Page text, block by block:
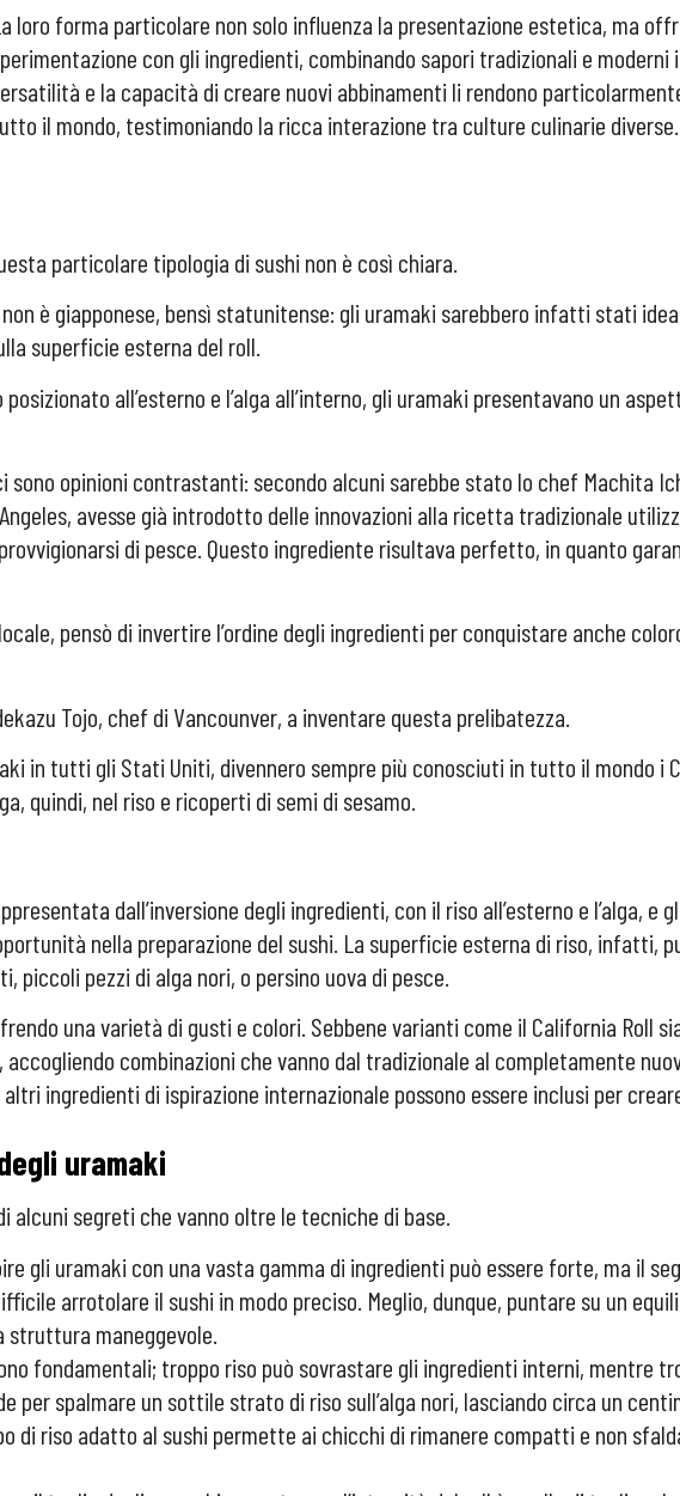
loro forma particolare non solo influenza la presentazione estetica, ma
con gli ingredienti, combinando sapori tradizionali e moderni
e la capacità di creare nuovi abbinamenti li rendono
il mondo, testimoniando la ricca interazione tra culture culinarie diverse.
particolare tipologia di sushi non è così chiara.
è giapponese, bensì statunitense: gli uramaki sarebbero infatti stati
superficie esterna del roll.
all’esterno e l’alga all’interno, gli uramaki presentavano un
opinioni contrastanti: secondo alcuni sarebbe stato lo chef Machita
avesse già introdotto delle innovazioni alla ricetta tradizionale
di pesce. Questo ingrediente risultava perfetto, in quanto
pensò di invertire l’ordine degli ingredienti per conquistare anche
Tojo, chef di Vancounver, a inventare questa prelibatezza.
in tutti gli Stati Uniti, divennero sempre più conosciuti in tutto il mondo i
quindi, nel riso e ricoperti di semi di sesamo.
dall’inversione degli ingredienti, con il riso all’esterno e l’alga, e
nella preparazione del sushi. La superficie esterna di riso, infatti,
pezzi di alga nori, o persino uova di pesce.
una varietà di gusti e colori. Sebbene varianti come il California Roll
combinazioni che vanno dal tradizionale al completamente
ingredienti di ispirazione internazionale possono essere inclusi per
uramaki
alcuni segreti che vanno oltre le tecniche di base.
gli uramaki con una vasta gamma di ingredienti può essere forte, ma il
arrotolare il sushi in modo preciso. Meglio, dunque, puntare su un
struttura maneggevole.
fondamentali; troppo riso può sovrastare gli ingredienti interni, mentre
per spalmare un sottile strato di riso sull’alga nori, lasciando circa un
di riso adatto al sushi permette ai chicchi di rimanere compatti e non